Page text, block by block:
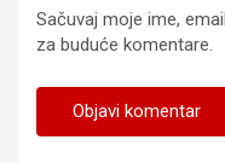
Sačuvaj moje ime,
za buduće komentare.